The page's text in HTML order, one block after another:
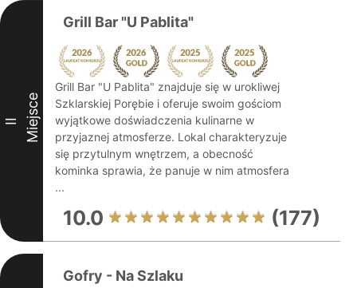
II Miejsce
Grill Bar "U Pablita"
Grill Bar "U Pablita" znajduje się w urokliwej
Szklarskiej Porębie i oferuje swoim gościom
wyjątkowe doświadczenia kulinarne w
przyjaznej atmosferze. Lokal charakteryzuje
się przytulnym wnętrzem, a obecność
kominka sprawia, że panuje w nim atmosfera
...
10.0 (177)
Gofry - Na Szlaku